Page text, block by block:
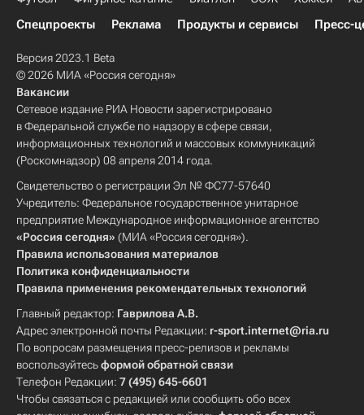
Спецпроекты
Реклама Продукты и сервисы Пресс-
Версия 2023.1 Beta
© 2026 МИА «Россия сегодня»
Вакансии
Сетевое издание РИА Новости зарегистрировано
в Федеральной службе по надзору в сфере связи,
информационных технологий и массовых коммуникаций
(Роскомнадзор) 08 апреля 2014 года.
Свидетельство о регистрации Эл № ФС77-57640
Учредитель: Федеральное государственное унитарное
предприятие Международное информационное агентство
«Россия сегодня» (МИА «Россия сегодня»).
Правила использования материалов
Политика конфиденциальности
Правила применения рекомендательных технологий
Главный редактор: Гаврилова А.В.
Адрес электронной почты Редакции: r-sport.internet@ria.ru
По вопросам размещения пресс-релизов и рекламы
воспользуйтесьформой обратной связи
Телефон Редакции: 7 (495) 645-6601
Чтобы связаться с редакцией или сообщить обо всех